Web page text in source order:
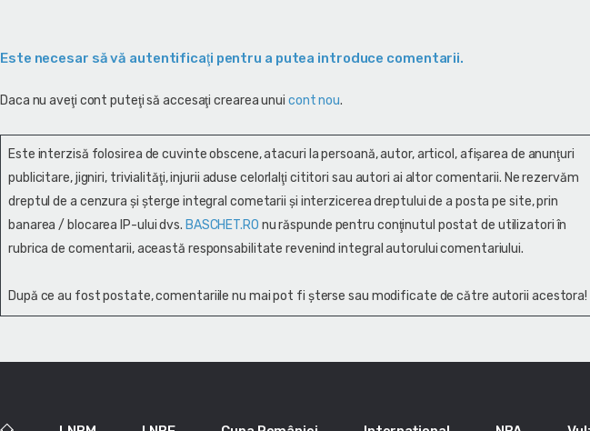
Este necesar să vă autentificaţi pentru a putea introduce comentarii.
Daca nu aveţi cont puteţi să accesaţi crearea unui cont nou.
Este interzisă folosirea de cuvinte obscene, atacuri la persoană, autor, articol, afişarea de anunţuri
publicitare, jigniri, trivialităţi, injurii aduse celorlalţi cititori sau autori ai altor comentarii. Ne rezervăm
dreptul de a cenzura și şterge integral cometarii și interzicerea dreptului de a posta pe site, prin
banarea / blocarea IP-ului dvs. BASCHET.RO nu răspunde pentru conţinutul postat de utilizatori în
rubrica de comentarii, această responsabilitate revenind integral autorului comentariului.
După ce au fost postate, comentariile nu mai pot fi șterse sau modificate de către autorii acestora!